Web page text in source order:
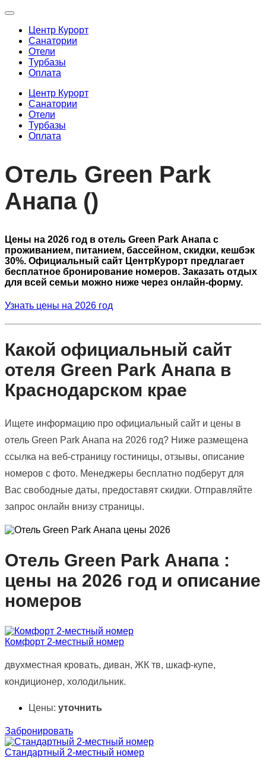
Центр Курорт
Санатории
Отели
Турбазы
Оплата
Центр Курорт
Санатории
Отели
Турбазы
Оплата
Отель Green Park
Анапа ()
Цены на 2026 год в отель Green Park Анапа с
проживанием, питанием, бассейном, скидки, кешбэк
30%. Официальный сайт ЦентрКурорт предлагает
бесплатное бронирование номеров. Заказать отдых
для всей семьи можно ниже через онлайн-форму.
Узнать цены на 2026 год
Какой официальный сайт
отеля Green Park Анапа в
Краснодарском крае
Ищете информацию про официальный сайт и цены в
отель Green Park Анапа на 2026 год? Ниже размещена
ссылка на веб-страницу гостиницы, отзывы, описание
номеров с фото. Менеджеры бесплатно подберут для
Вас свободные даты, предоставят скидки. Отправляйте
запрос онлайн внизу страницы.
Отель Green Park Анапа :
цены на 2026 год и описание
номеров
Комфорт 2-местный номер
двухместная кровать, диван, ЖК тв, шкаф-купе,
кондиционер, холодильник.
Цены: уточнить
Забронировать
Стандартный 2-местный номер